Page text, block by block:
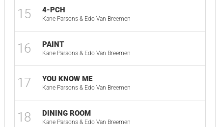
15 4-PCH
Kane Parsons & Edo Van Breemen
16 PAINT
Kane Parsons & Edo Van Breemen
17 YOU KNOW ME
Kane Parsons & Edo Van Breemen
18 DINING ROOM
Kane Parsons & Edo Van Breemen